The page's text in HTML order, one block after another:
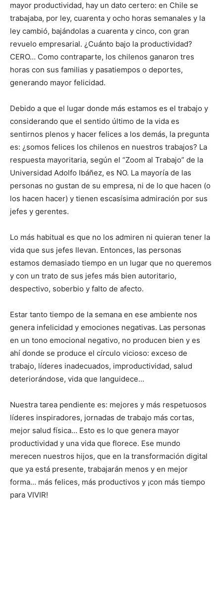
mayor productividad, hay un dato certero: en Chile se
trabajaba, por ley, cuarenta y ocho horas semanales y la
ley cambió, bajándolas a cuarenta y cinco, con gran
revuelo empresarial. ¿Cuánto bajo la productividad?
CERO… Como contraparte, los chilenos ganaron tres
horas con sus familias y pasatiempos o deportes,
generando mayor felicidad.
Debido a que el lugar donde más estamos es el trabajo y
considerando que el sentido último de la vida es
sentirnos plenos y hacer felices a los demás, la pregunta
es: ¿somos felices los chilenos en nuestros trabajos? La
respuesta mayoritaria, según el “Zoom al Trabajo” de la
Universidad Adolfo Ibáñez, es NO. La mayoría de las
personas no gustan de su empresa, ni de lo que hacen (o
los hacen hacer) y tienen escasísima admiración por sus
jefes y gerentes.
Lo más habitual es que no los admiren ni quieran tener la
vida que sus jefes llevan. Entonces, las personas
estamos demasiado tiempo en un lugar que no queremos
y con un trato de sus jefes más bien autoritario,
despectivo, soberbio y falto de afecto.
Estar tanto tiempo de la semana en ese ambiente nos
genera infelicidad y emociones negativas. Las personas
en un tono emocional negativo, no producen bien y es
ahí donde se produce el círculo vicioso: exceso de
trabajo, líderes inadecuados, improductividad, salud
deteriorándose, vida que languidece…
Nuestra tarea pendiente es: mejores y más respetuosos
líderes inspiradores, jornadas de trabajo más cortas,
mejor salud física… Esto es lo que genera mayor
productividad y una vida que florece. Ese mundo
merecen nuestros hijos, que en la transformación digital
que ya está presente, trabajarán menos y en mejor
forma… más felices, más productivos y ¡con más tiempo
para VIVIR!